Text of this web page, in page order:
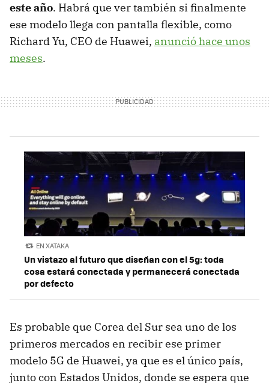
este año. Habrá que ver también si finalmente
ese modelo llega con pantalla flexible, como
Richard Yu, CEO de Huawei, anunció hace unos
meses.
EN XATAKA
Un vistazo al futuro que diseñan con el 5g: toda
cosa estará conectada y permanecerá conectada
por defecto
Es probable que Corea del Sur sea uno de los
primeros mercados en recibir ese primer
modelo 5G de Huawei, ya que es el único país,
junto con Estados Unidos, donde se espera que